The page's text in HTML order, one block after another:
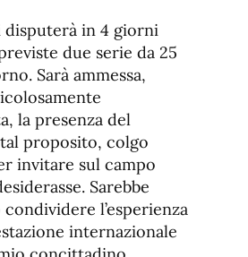
disputerà in 4 giorni
due serie da 25
Sarà ammessa,
la presenza del
proposito, colgo
invitare sul campo
Sarebbe
l’esperienza
internazionale